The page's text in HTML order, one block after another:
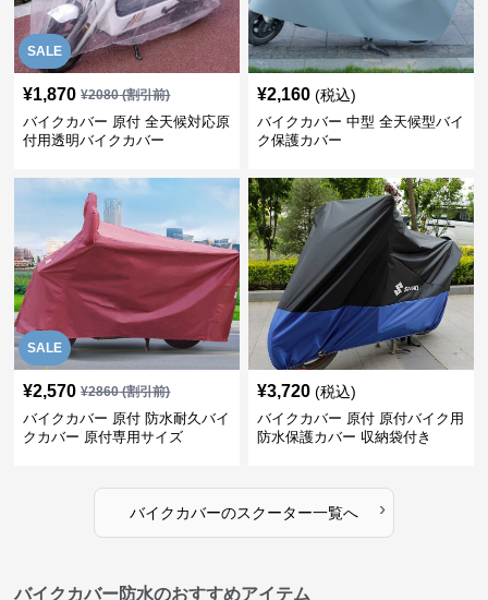
SALE
¥1,870 ¥2080(割引前)
バイクカバー 原付 全天候対応原
付用透明バイクカバー
¥2,160 (税込)
バイクカバー 中型 全天候型バイ
ク保護カバー
SALE
¥2,570 ¥2860(割引前)
バイクカバー 原付 防水耐久バイ
クカバー 原付専用サイズ
¥3,720 (税込)
バイクカバー 原付 原付バイク用
防水保護カバー 収納袋付き
バイクカバーのスクーター一覧へ ›
バイクカバー防水のおすすめアイテム